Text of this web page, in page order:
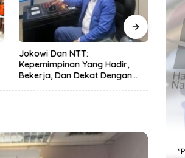
Jokowi Dan NTT:
Kepemimpinan Yang Hadir,
Bekerja, Dan Dekat Dengan